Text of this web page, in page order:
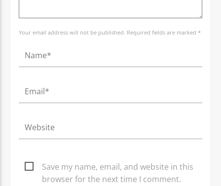
Your email address will not be published. Required fields are marked *
Save my name, email, and website in this
browser for the next time I comment.